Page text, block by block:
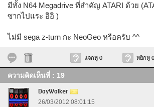
มีทั้ง N64 Megadrive ที่สำคัญ ATARI ด้วย
ซากไปแระ อิอิ )
ไม่มี sega z-turn กะ NeoGeo หรือครับ ^^
แจกหู 0 หยิกหู 0
ความคิดเห็นที่ : 19
DayWalker
26/03/2012 08:01:15